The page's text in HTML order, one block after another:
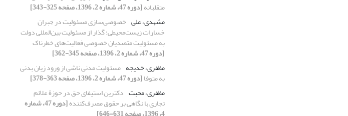
متقلبانه[دوره 47، شماره 2، 1396، صفحه 325-343]
مشهدی، علی خصوصی‌سازی مسئولیت در جبران
خسارات زیست‌محیطی؛ گذار از مسئولیت بین‌المللی دولت
به مسئولیت متصدیان خصوصی فعالیت‌های خطرناک
[دوره 47، شماره 2، 1396، صفحه 345-362]
مظفری، خدیجه مسئولیت مدنی ناشی از ورود زیان بدنی
به متوفا[دوره 47، شماره 2، 1396، صفحه 363-378]
مظفری، محبت دکترین استیفای حق در حوزۀ علائم
تجاری با نگاهی بر حقوق مصرف‌کننده [دوره 47، شماره